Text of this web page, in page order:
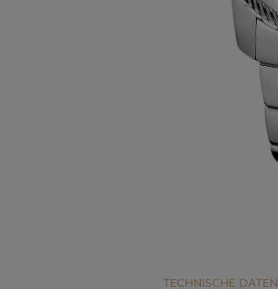
TECHNISCHE DATEN